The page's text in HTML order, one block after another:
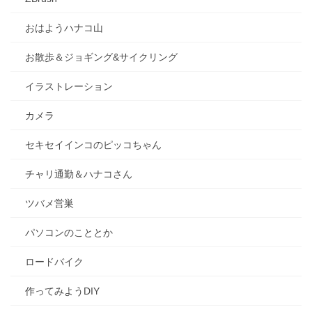
おはようハナコ山
お散歩＆ジョギング&サイクリング
イラストレーション
カメラ
セキセイインコのピッコちゃん
チャリ通勤＆ハナコさん
ツバメ営巣
パソコンのこととか
ロードバイク
作ってみようDIY